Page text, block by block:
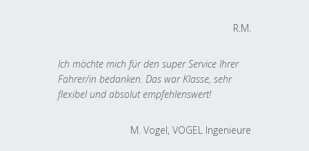
R.M.
Ich möchte mich für den super Service Ihrer
Fahrer/in bedanken. Das war Klasse, sehr
flexibel und absolut empfehlenswert!
M. Vogel, VOGEL Ingenieure